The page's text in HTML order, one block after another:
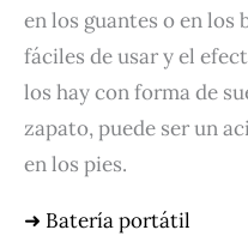
en los guantes o en los
fáciles de usar y el
los hay con forma de
zapato, puede ser un
en los pies.
➜ Batería portátil